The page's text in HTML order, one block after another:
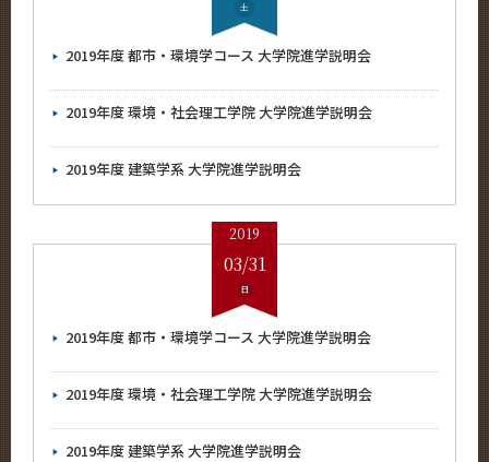
土
2019年度 都市・環境学コース 大学院進学説明会
2019年度 環境・社会理工学院 大学院進学説明会
2019年度 建築学系 大学院進学説明会
2019
03/31
日
2019年度 都市・環境学コース 大学院進学説明会
2019年度 環境・社会理工学院 大学院進学説明会
2019年度 建築学系 大学院進学説明会